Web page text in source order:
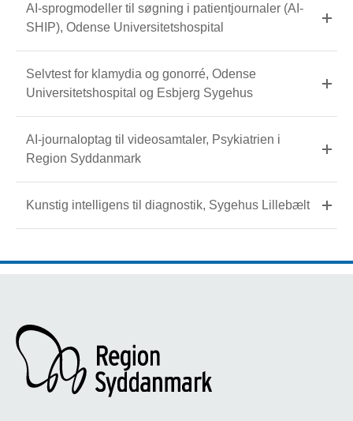
AI-sprogmodeller til søgning i patientjournaler (AI-
SHIP), Odense Universitetshospital
Selvtest for klamydia og gonorré, Odense
Universitetshospital og Esbjerg Sygehus
AI-journaloptag til videosamtaler, Psykiatrien i
Region Syddanmark
Kunstig intelligens til diagnostik, Sygehus Lillebælt